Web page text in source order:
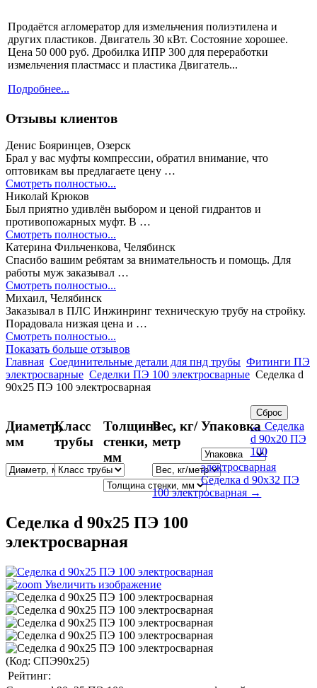
Продаётся агломератор для измельчения полиэтилена и
других пластиков. Двигатель 30 кВт. Состояние хорошее.
Цена 50 000 руб. Дробилка ИПР 300 для переработки
измельчения пластмасс и пластика Двигатель...
Подробнее...
Отзывы клиентов
Денис Бояринцев, Озерск
Брал у вас муфты компрессии, обратил внимание, что
оптовикам вы предлагаете цену …
Смотреть полностью...
Николай Крюков
Был приятно удивлён выбором и ценой гидрантов и
противопожарных муфт. В …
Смотреть полностью...
Катерина Фильченкова, Челябинск
Спасибо вашим ребятам за внимательность и помощь. Для
работы муж заказывал …
Смотреть полностью...
Михаил, Челябинск
Заказывал в ПЛС Инжинринг техническую трубу на стройку.
Порадовала низкая цена и …
Смотреть полностью...
Показать больше отзывов
Главная Соединительные детали для пнд трубы Фитинги ПЭ
электросварные Седелки ПЭ 100 электросварные Седелка d
90x25 ПЭ 100 электросварная
Диаметр,
мм
Класс
трубы
Толщина
стенки,
мм
Вес, кг/
метр
Упаковка← Седелка
d 90x20 ПЭ
100
электросварная
Седелка d 90x32 ПЭ
100 электросварная →
Седелка d 90x25 ПЭ 100
электросварная
Увеличить изображение
(Код: СПЭ90x25)
Рейтинг: